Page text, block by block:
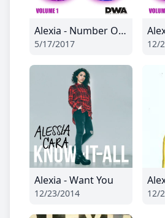
Alexia - Number One
5/17/2017 12/
Alexia - Want You
12/23/2014 12/